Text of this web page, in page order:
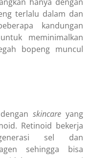
terlalu dalam dan
kandungan
meminimalkan
bopeng muncul
skincare yang
Retinoid bekerja
sel dan
sehingga bisa